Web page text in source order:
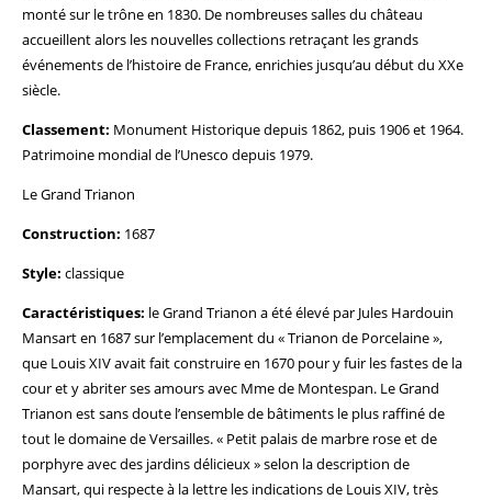
monté sur le trône en 1830. De nombreuses salles du château
accueillent alors les nouvelles collections retraçant les grands
événements de l’histoire de France, enrichies jusqu’au début du XXe
siècle.
Classement: Monument Historique depuis 1862, puis 1906 et 1964.
Patrimoine mondial de l’Unesco depuis 1979.
Le Grand Trianon
Construction: 1687
Style: classique
Caractéristiques: le Grand Trianon a été élevé par Jules Hardouin
Mansart en 1687 sur l’emplacement du « Trianon de Porcelaine »,
que Louis XIV avait fait construire en 1670 pour y fuir les fastes de la
cour et y abriter ses amours avec Mme de Montespan. Le Grand
Trianon est sans doute l’ensemble de bâtiments le plus raffiné de
tout le domaine de Versailles. « Petit palais de marbre rose et de
porphyre avec des jardins délicieux » selon la description de
Mansart, qui respecte à la lettre les indications de Louis XIV, très